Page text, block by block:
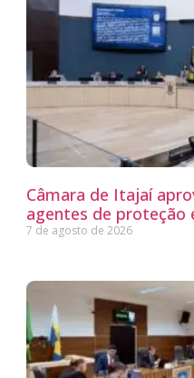
Câmara de Itajaí
agentes de proteção
7 de agosto de 2026